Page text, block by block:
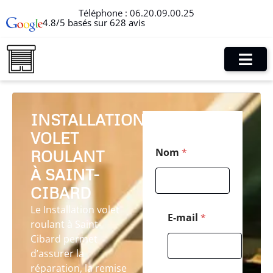
Téléphone : 06.20.09.00.25
4.8/5 basés sur 628 avis
INSTALLATION
VOLET
ROULANT
À SAINT-
CIBARD
Le Installation volet
roulant à Saint-
Cibard permet
d’assurer la
réparation, la remise
Nom *
E-mail *
e
o